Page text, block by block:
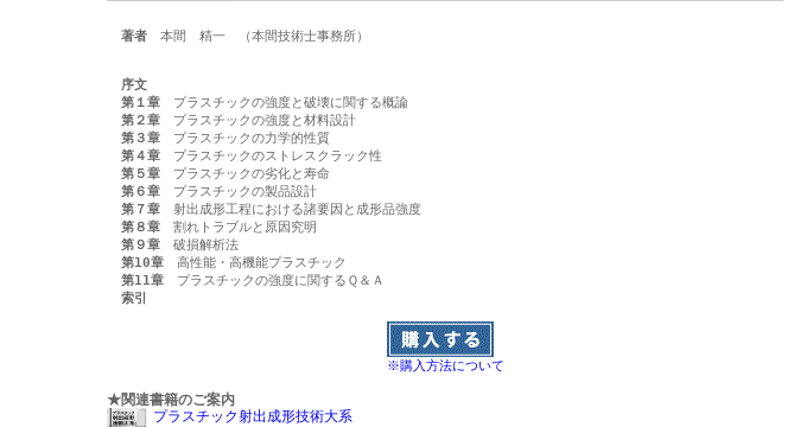
著者 本間　精一　（本間技術士事務所）
序文
第１章
第２章
第３章
第４章
第５章
第６章
第７章
第８章
第９章
第10章
第11章
索引
※購入方法について
★関連書籍のご案内
プラスチック射出成形技術大系